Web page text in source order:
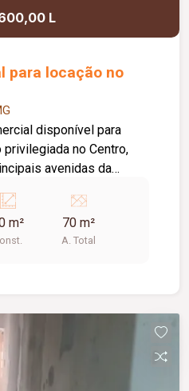
L
para locação no
disponível para
no Centro,
avenidas da
acesso. O imóvel
70 m² de área,
01 depósito, 02 portas
m² 70 m²
A. Total